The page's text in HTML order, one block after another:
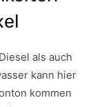
als auch
kann hier
kommen